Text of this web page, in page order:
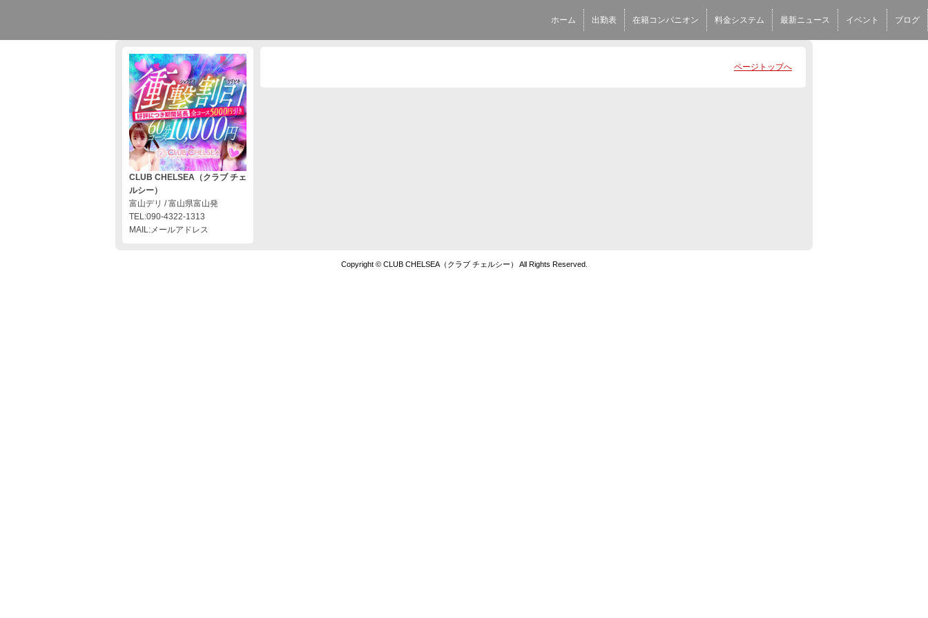
ホーム 出勤表 在籍コンパニオン 料金システム 最新ニュース イベント ブログ
CLUB CHELSEA（クラブ チェ
ルシー）
富山デリ / 富山県富山発
TEL:090-4322-1313
MAIL:メールアドレス
ページトップへ
Copyright © CLUB CHELSEA（クラブ チェルシー） All Rights Reserved.